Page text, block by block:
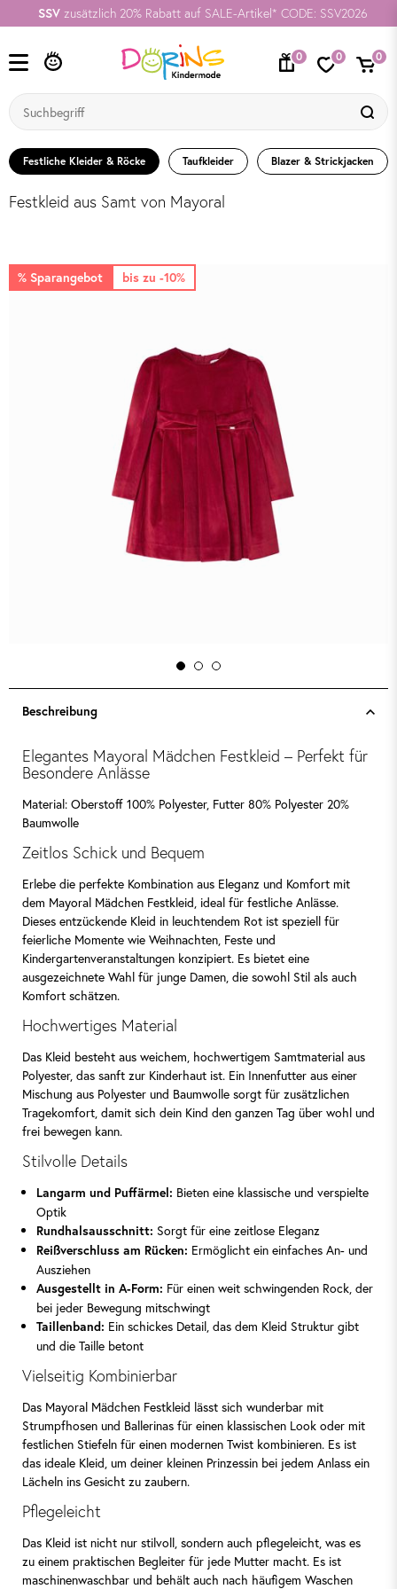
SSV zusätzlich 20% Rabatt auf SALE-Artikel* CODE: SSV2026
0 0 0
Taufkleider
Festliche Kleider & Röcke Blazer & Strickjacken
Festkleid aus Samt von Mayoral
bis zu -10%
% Sparangebot
Beschreibung
Elegantes Mayoral Mädchen Festkleid – Perfekt für
Besondere Anlässe
Material: Oberstoff 100% Polyester, Futter 80% Polyester 20%
Baumwolle
Zeitlos Schick und Bequem
Erlebe die perfekte Kombination aus Eleganz und Komfort mit
dem Mayoral Mädchen Festkleid, ideal für festliche Anlässe.
Dieses entzückende Kleid in leuchtendem Rot ist speziell für
feierliche Momente wie Weihnachten, Feste und
Kindergartenveranstaltungen konzipiert. Es bietet eine
ausgezeichnete Wahl für junge Damen, die sowohl Stil als auch
Komfort schätzen.
Hochwertiges Material
Das Kleid besteht aus weichem, hochwertigem Samtmaterial aus
Polyester, das sanft zur Kinderhaut ist. Ein Innenfutter aus einer
Mischung aus Polyester und Baumwolle sorgt für zusätzlichen
Tragekomfort, damit sich dein Kind den ganzen Tag über wohl und
frei bewegen kann.
Stilvolle Details
Langarm und Puffärmel: Bieten eine klassische und verspielte
Optik
Rundhalsausschnitt: Sorgt für eine zeitlose Eleganz
Reißverschluss am Rücken: Ermöglicht ein einfaches An- und
Ausziehen
Ausgestellt in A-Form: Für einen weit schwingenden Rock, der
bei jeder Bewegung mitschwingt
Taillenband: Ein schickes Detail, das dem Kleid Struktur gibt
und die Taille betont
Vielseitig Kombinierbar
Das Mayoral Mädchen Festkleid lässt sich wunderbar mit
Strumpfhosen und Ballerinas für einen klassischen Look oder mit
festlichen Stiefeln für einen modernen Twist kombinieren. Es ist
das ideale Kleid, um deiner kleinen Prinzessin bei jedem Anlass ein
Lächeln ins Gesicht zu zaubern.
Pflegeleicht
Das Kleid ist nicht nur stilvoll, sondern auch pflegeleicht, was es
zu einem praktischen Begleiter für jede Mutter macht. Es ist
maschinenwaschbar und behält auch nach häufigem Waschen